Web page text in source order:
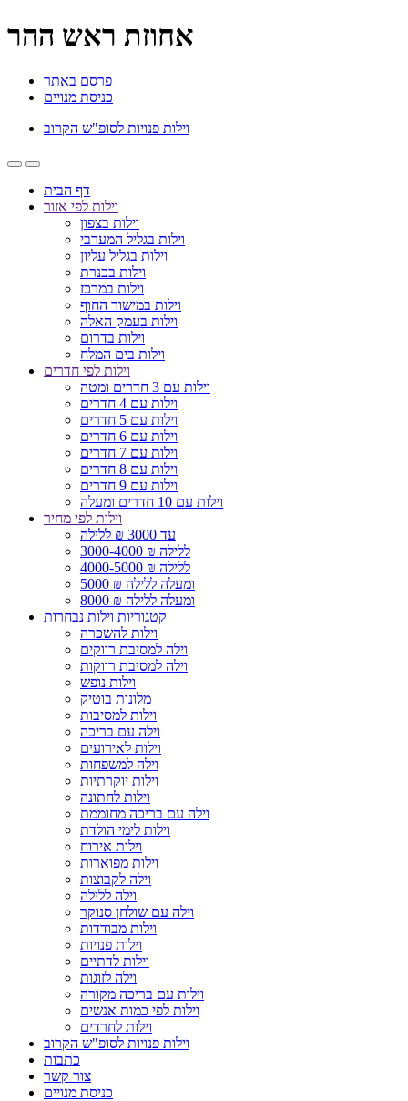
אחוזת ראש ההר
פרסם באתר
כניסת מנויים
וילות פנויות לסופ"ש הקרוב
דף הבית
וילות לפי אזור
וילות בצפון
וילות בגליל המערבי
וילות בגליל עליון
וילות בכנרת
וילות במרכז
וילות במישור החוף
וילות בעמק האלה
וילות בדרום
וילות בים המלח
וילות לפי חדרים
וילות עם 3 חדרים ומטה
וילות עם 4 חדרים
וילות עם 5 חדרים
וילות עם 6 חדרים
וילות עם 7 חדרים
וילות עם 8 חדרים
וילות עם 9 חדרים
וילות עם 10 חדרים ומעלה
וילות לפי מחיר
עד 3000 ₪ ללילה
3000-4000 ₪ ללילה
4000-5000 ₪ ללילה
5000 ₪ ומעלה ללילה
8000 ₪ ומעלה ללילה
קטגוריות וילות נבחרות
וילות להשכרה
וילה למסיבת רווקים
וילה למסיבת רווקות
וילות נופש
מלונות בוטיק
וילות למסיבות
וילה עם בריכה
וילות לאירועים
וילה למשפחות
וילות יוקרתיות
וילות לחתונה
וילה עם בריכה מחוממת
וילות לימי הולדת
וילות אירוח
וילות מפוארות
וילה לקבוצות
וילה ללילה
וילה עם שולחן סנוקר
וילות מבודדות
וילות פנויות
וילות לדתיים
וילה לזוגות
וילות עם בריכה מקורה
וילות לפי כמות אנשים
וילות לחרדים
וילות פנויות לסופ"ש הקרוב
כתבות
צור קשר
כניסת מנויים